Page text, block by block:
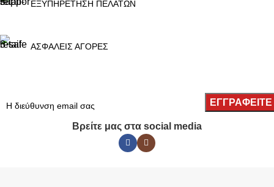
ΕΞΥΠΗΡΕΤΗΣΗ ΠΕΛΑΤΩΝ
ΑΣΦΑΛΕΙΣ ΑΓΟΡΕΣ
Βρείτε μας στα social media